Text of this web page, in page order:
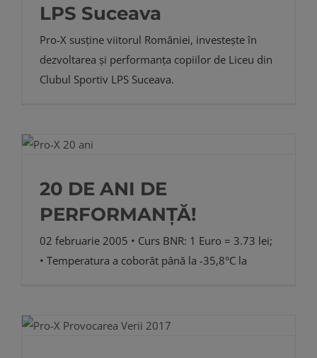
LPS Suceava
Pro-X susține viitorul României, investește în
dezvoltarea și performanța copiilor de Liceu din
Clubul Sportiv LPS Suceava.
20 DE ANI DE
PERFORMANȚĂ!
02 februarie 2005 • Curs BNR: 1 Euro = 3.73 lei;
• Temperatura a coborât până la -35,8°C la